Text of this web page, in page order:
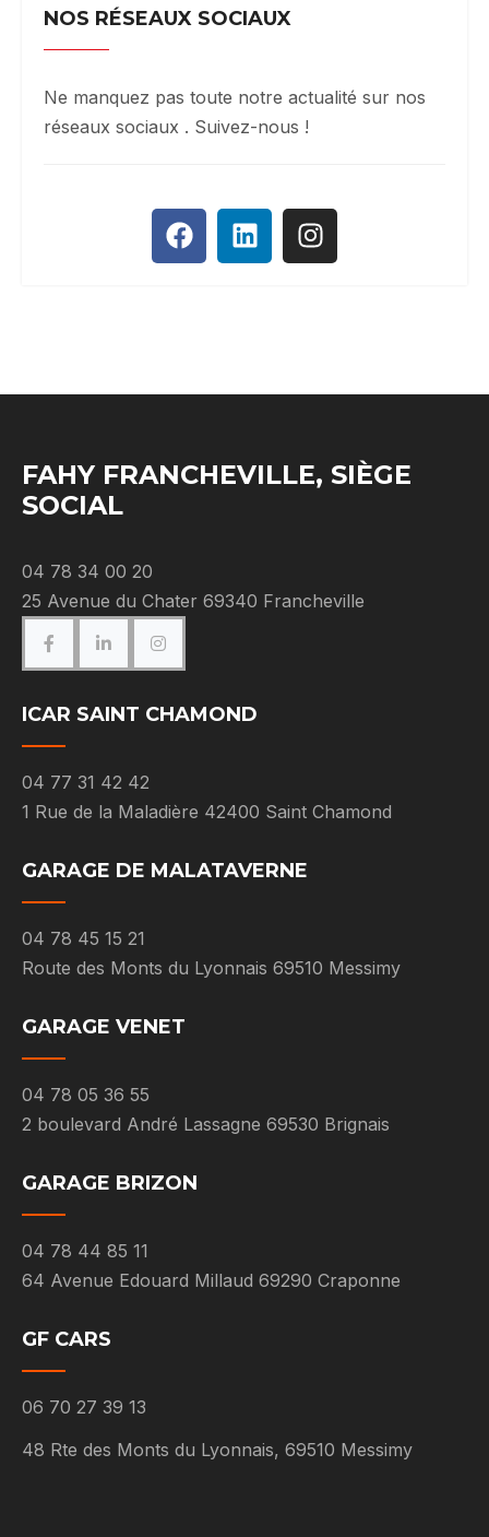
NOS RÉSEAUX SOCIAUX
Ne manquez pas toute notre actualité sur nos
réseaux sociaux . Suivez-nous !
FAHY FRANCHEVILLE, SIÈGE
SOCIAL
04 78 34 00 20
25 Avenue du Chater 69340 Francheville
ICAR SAINT CHAMOND
04 77 31 42 42
1 Rue de la Maladière 42400 Saint Chamond
GARAGE DE MALATAVERNE
04 78 45 15 21
Route des Monts du Lyonnais 69510 Messimy
GARAGE VENET
04 78 05 36 55
2 boulevard André Lassagne 69530 Brignais
GARAGE BRIZON
04 78 44 85 11
64 Avenue Edouard Millaud 69290 Craponne
GF CARS
06 70 27 39 13
48 Rte des Monts du Lyonnais, 69510 Messimy